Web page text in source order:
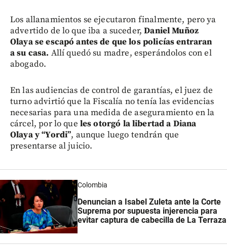
Los allanamientos se ejecutaron finalmente, pero ya
advertido de lo que iba a suceder,Daniel Muñoz
Olaya se escapó antes de que los policías entraran
a su casa. Allí quedó su madre, esperándolos con el
abogado.
En las audiencias de control de garantías, el juez de
turno advirtió que la Fiscalía no tenía las evidencias
necesarias para una medida de aseguramiento en la
cárcel, por lo que les otorgó la libertad a Diana
Olaya y “Yordi”, aunque luego tendrán que
presentarse al juicio.
Colombia
Denuncian a Isabel Zuleta ante la Corte
Suprema por supuesta injerencia para
evitar captura de cabecilla de La Terraza